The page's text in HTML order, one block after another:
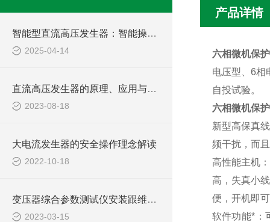
智能型直流高压发生器：智能操控，轻松驾驭高压测试难题
2025-04-14
直流高压发生器的原理、应用与安全操作
2023-08-18
大电流发生器的安全操作理念解读
2022-10-18
变压器综合参数测试仪安装跟维护有哪些要注意
2023-03-15
产品详情
六相微机保
电压型、 6相
自投试验。
六相微机保
新型高保真
频干扰，而
高性能主机
高，失真小
便，开机即
软件功能*：